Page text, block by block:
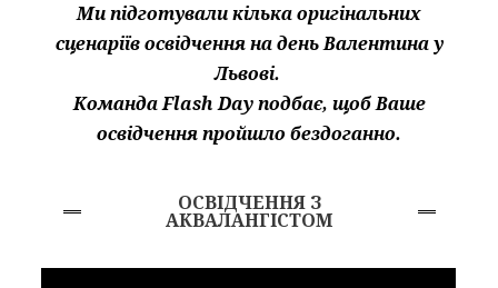
Ми підготували кілька оригінальних
сценаріїв освідчення на день Валентина у
Львові.
Команда Flash Day подбає, щоб Ваше
освідчення пройшло бездоганно.
ОСВІДЧЕННЯ З
АКВАЛАНГІСТОМ